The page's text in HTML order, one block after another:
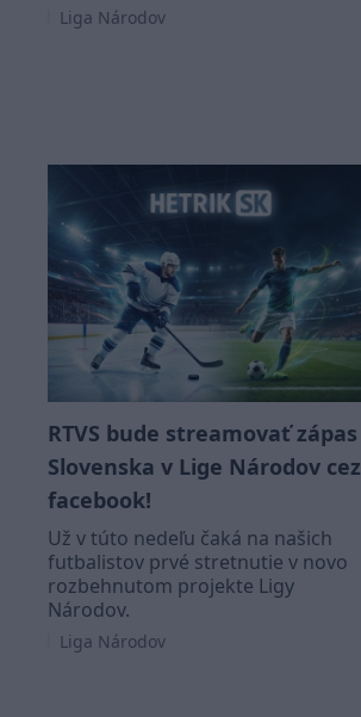
Liga Národov
RTVS bude streamovať zápas
Slovenska v Lige Národov cez
facebook!
Už v túto nedeľu čaká na našich
futbalistov prvé stretnutie v novo
rozbehnutom projekte Ligy
Národov.
Liga Národov